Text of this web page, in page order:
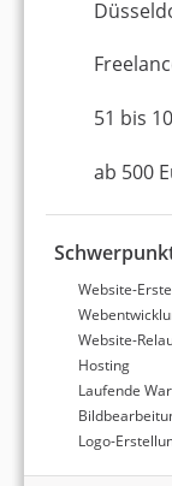
51 bis
ab 500
Website-
Website-
Hosting
Laufende
Logo-